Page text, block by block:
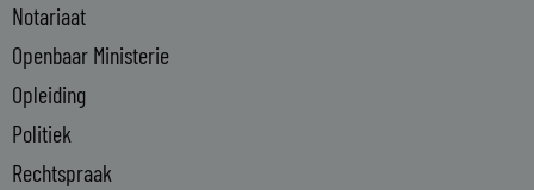
Notariaat
Openbaar Ministerie
Opleiding
Politiek
Rechtspraak